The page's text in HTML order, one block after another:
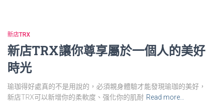
新店TRX
新店TRX讓你尊享屬於一個人的美好
時光
瑜珈得好處真的不是用說的，必須親身體驗才能發現瑜珈的美好，
新店TRX可以新增你的柔軟度、强化你的肌耐 Read more…